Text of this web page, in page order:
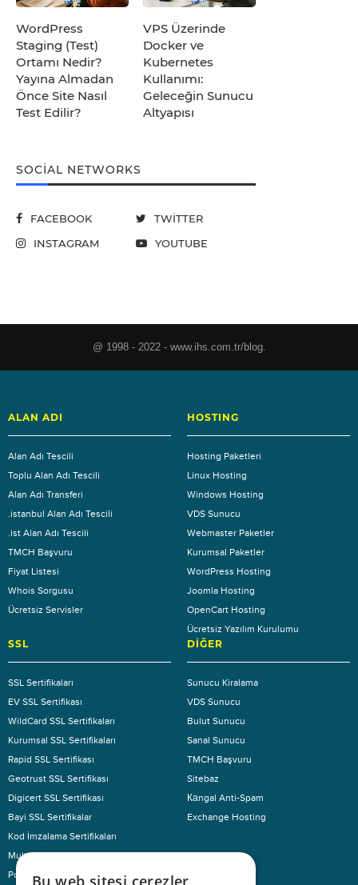
WordPress
Staging (Test)
Ortamı Nedir?
Yayına Almadan
Önce Site Nasıl
Test Edilir?
VPS Üzerinde
Docker ve
Kubernetes
Kullanımı:
Geleceğin Sunucu
Altyapısı
SOCIAL NETWORKS
FACEBOOK
TWITTER
INSTAGRAM
YOUTUBE
@ 1998 - 2022 - www.ihs.com.tr/blog.
ALAN ADI
Alan Adı Tescili
Toplu Alan Adı Tescili
Alan Adı Transferi
.istanbul Alan Adı Tescili
.ist Alan Adı Tescili
TMCH Başvuru
Fiyat Listesi
Whois Sorgusu
Ücretsiz Servisler
HOSTING
Hosting Paketleri
Linux Hosting
Windows Hosting
VDS Sunucu
Webmaster Paketler
Kurumsal Paketler
WordPress Hosting
Joomla Hosting
OpenCart Hosting
Ücretsiz Yazılım Kurulumu
SSL
SSL Sertifikaları
EV SSL Sertifikası
WildCard SSL Sertifikaları
Kurumsal SSL Sertifikaları
Rapid SSL Sertifikası
Geotrust SSL Sertifikası
Digicert SSL Sertifikası
Bayi SSL Sertifikalar
Kod İmzalama Sertifikaları
Multi Domain SSL
Pci-Dss Ürünleri
DIĞER
Sunucu Kiralama
VDS Sunucu
Bulut Sunucu
Sanal Sunucu
TMCH Başvuru
Sitebaz
Каngal Anti-Spam
Exchange Hosting
Bu web sitesi çerezler